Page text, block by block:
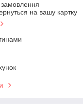
на вашу картку